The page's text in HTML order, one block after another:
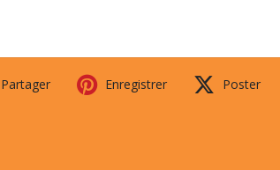
Partager Enregistrer Poster